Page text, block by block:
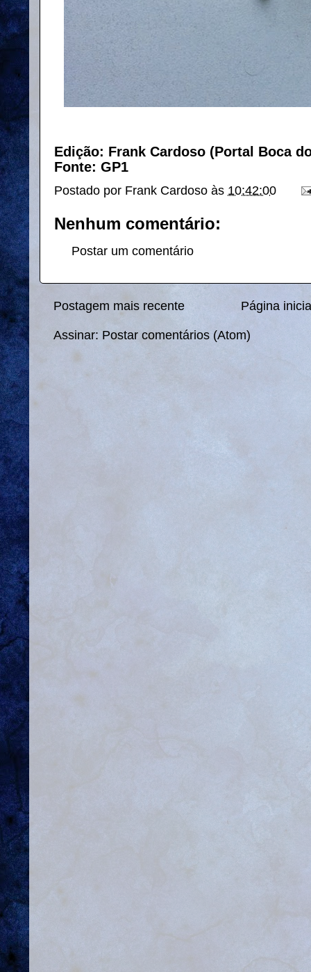
Edição: Frank Cardoso (Portal Boca
Fonte: GP1
Postado por Frank Cardoso às 10:42:00
Nenhum comentário:
Postar um comentário
Postagem mais recente Página
Assinar: Postar comentários (Atom)